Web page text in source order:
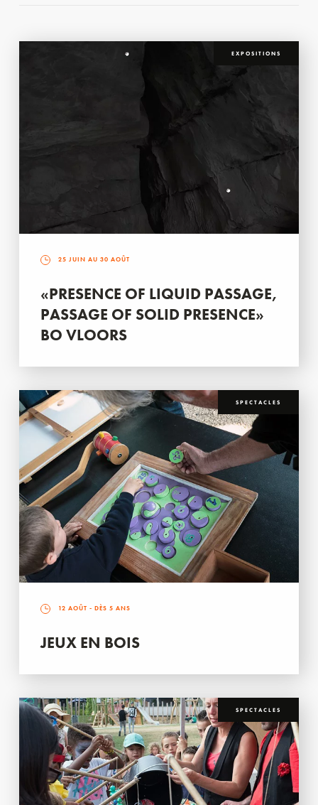
EXPOSITIONS
25 JUIN AU 30 AOÛT
«PRESENCE OF LIQUID PASSAGE,
PASSAGE OF SOLID PRESENCE»
BO VLOORS
SPECTACLES
12 AOÛT - DÈS 5 ANS
JEUX EN BOIS
SPECTACLES